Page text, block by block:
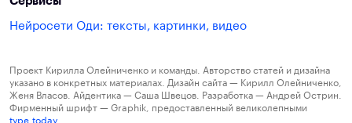
Нейросети Оди: тексты, картинки, видео
Проект Кирилла Олейниченко и команды. Авторство статей и дизайна
указано в конкретных материалах. Дизайн сайта — Кирилл Олейниченко,
Женя Власов. Айдентика — Саша Швецов. Разработка — Андрей Острин.
Фирменный шрифт — Graphik, предоставленный великолепными
type.today.